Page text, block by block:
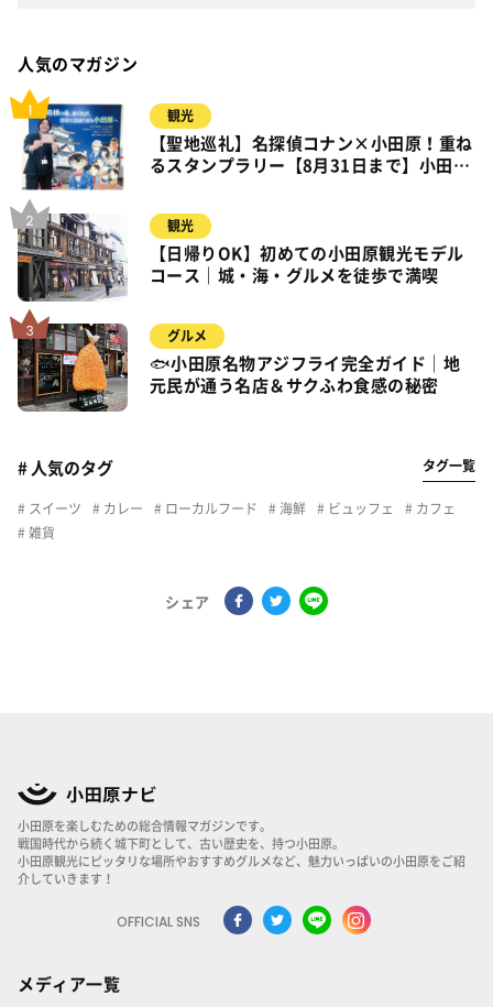
人気のマガジン
観光
【聖地巡礼】名探偵コナン×小田原！重ね
るスタンプラリー【8月31日まで】小田
観光
【日帰りOK】初めての小田原観光モデル
コース｜城・海・グルメを徒歩で満喫
グルメ
🐟小田原名物アジフライ完全ガイド｜地
元民が通う名店＆サクふわ食感の秘密
# 人気のタグ タグ一覧
スイーツ カレー ローカルフード 海鮮 ビュッフェ
カフェ
雑貨
シェア
小田原を楽しむための総合情報マガジンです。
戦国時代から続く城下町として、古い歴史を、持つ小田原。
小田原観光にピッタリな場所やおすすめグルメなど、魅力いっぱいの小田原をご紹
介していきます！
OFFICIAL SNS
メディア一覧